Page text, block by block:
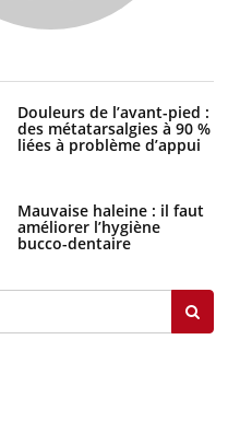
Douleurs de l’avant-pied :
des métatarsalgies à 90 %
liées à problème d’appui
Mauvaise haleine : il faut
améliorer l’hygiène
bucco-dentaire